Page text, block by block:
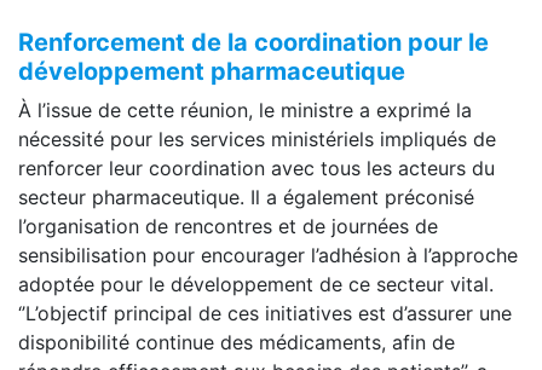
Renforcement de la coordination pour le
développement pharmaceutique
À l’issue de cette réunion, le ministre a exprimé la
nécessité pour les services ministériels impliqués de
renforcer leur coordination avec tous les acteurs du
secteur pharmaceutique. Il a également préconisé
l’organisation de rencontres et de journées de
sensibilisation pour encourager l’adhésion à l’approche
adoptée pour le développement de ce secteur vital.
‘’L’objectif principal de ces initiatives est d’assurer une
disponibilité continue des médicaments, afin de